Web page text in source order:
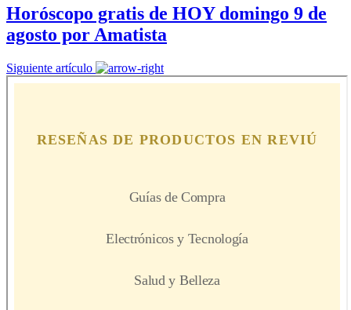
Horóscopo gratis de HOY domingo 9 de
agosto por Amatista
Siguiente artículo